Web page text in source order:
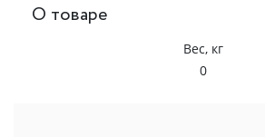
О товаре
Вес, кг
0